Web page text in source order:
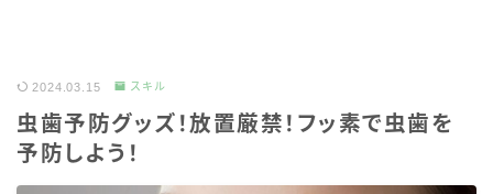
2024.03.15 スキル
虫歯予防グッズ！放置厳禁！フッ素で虫歯を
予防しよう！